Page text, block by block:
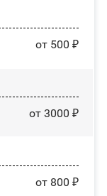
от 500 ₽
от 3000 ₽
от 800 ₽